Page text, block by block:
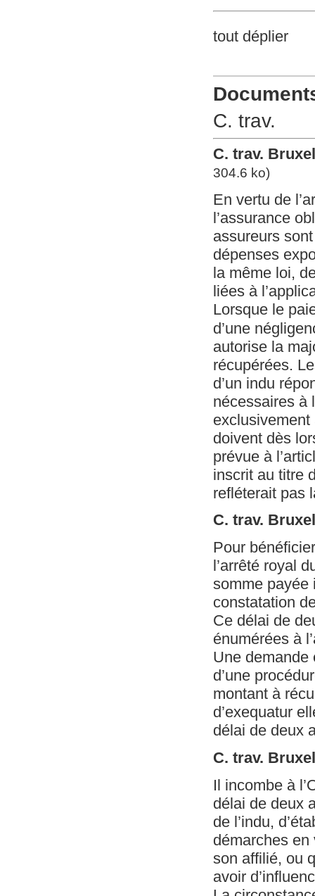
tout déplier
C. trav.
C. trav.
304.6 ko)
En vertu de
l’assurance
assureurs
dépenses
la même loi,
liées à
Lorsque le
d’une
autorise la
récupérées.
d’un indu
nécessaires à
doivent dès
prévue à
inscrit au titre
refléterait pas
C. trav.
Pour
l’arrêté royal
somme payée
constatation
Ce délai de
énumérées à
Une demande
d’une
montant à
d’exequatur
délai de deux
C. trav.
Il incombe à
délai de deux
de l’indu,
démarches
son affilié, ou
avoir